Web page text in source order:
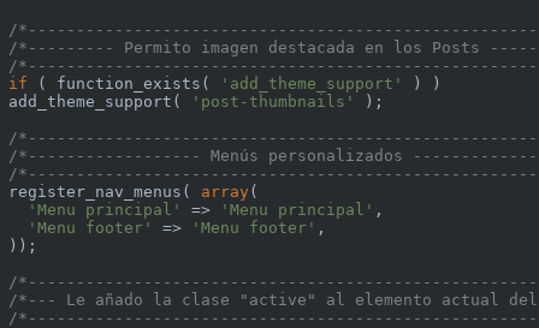
/
/*--------- Permito imagen destacada en los Posts
/
if ( function_exists( 'add_theme_support'
) )
add_theme_support(
'post-thumbnails'
);
/
/*------------------ Menús personalizados
/
register_nav_menus( array (
'Menu principal'
=> 'Menu principal' ,
'Menu footer'
=> 'Menu footer' ,
));
/
/*--- Le añado la clase "active" al elemento actual
/